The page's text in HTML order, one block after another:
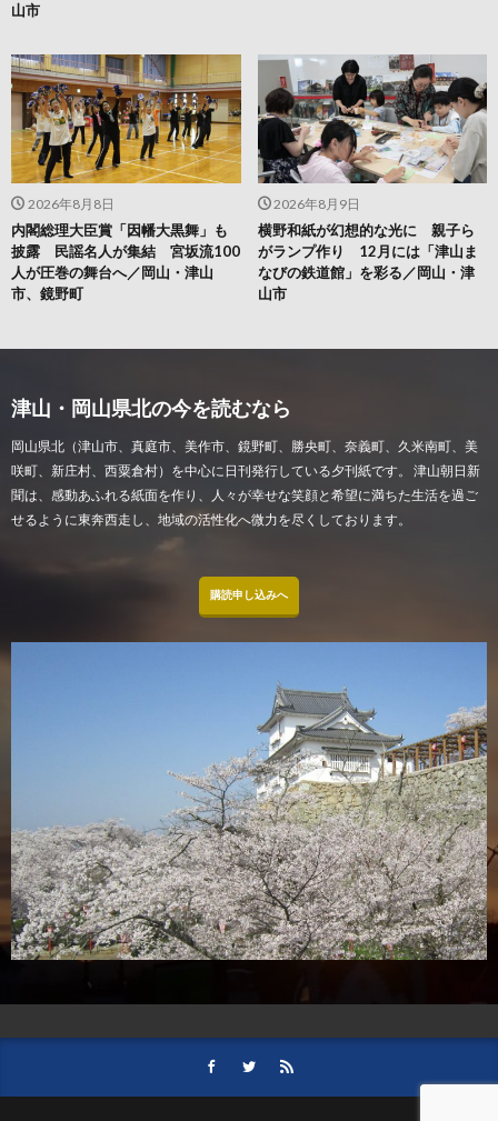
2026年8月9日
横野和紙が幻想的な光に 親子ら
がランプ作り 12月には「津山ま
なびの鉄道館」を彩る／岡山・津
山市
2026年8月8日
内閣総理大臣賞「因幡大黒舞」も
披露 民謡名人が集結 宮坂流100
人が圧巻の舞台へ／岡山・津山
市、鏡野町
山市
津山・岡山県北の今を読むなら
岡山県北（津山市、真庭市、美作市、鏡野町、勝央町、奈義町、久米南町、美
咲町、新庄村、西粟倉村）を中心に日刊発行している夕刊紙です。 津山朝日新
聞は、感動あふれる紙面を作り、人々が幸せな笑顔と希望に満ちた生活を過ご
せるように東奔西走し、地域の活性化へ微力を尽くしております。
購読申し込みへ